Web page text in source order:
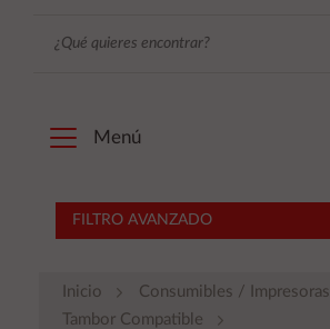
Menú
FILTRO AVANZADO
Inicio
Consumibles / Impresoras
Tambor Compatible